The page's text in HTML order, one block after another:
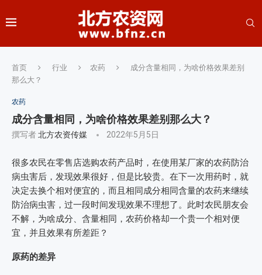
首页 行业 农药
成分含量相同，为啥价格效果差别
那么大？
农药
成分含量相同，为啥价格效果差别那么大？
撰写者北方农资传媒 2022年5月5日
很多农民在零售店选购农药产品时，在使用某厂家的农药防治
病虫害后，发现效果很好，但是比较贵。在下一次用药时，就
决定去换个相对便宜的，而且相同成分相同含量的农药来继续
防治病虫害，过一段时间发现效果不理想了。此时农民朋友会
不解，为啥成分、含量相同，农药价格却一个贵一个相对便
宜，并且效果有所差距？
原药的差异